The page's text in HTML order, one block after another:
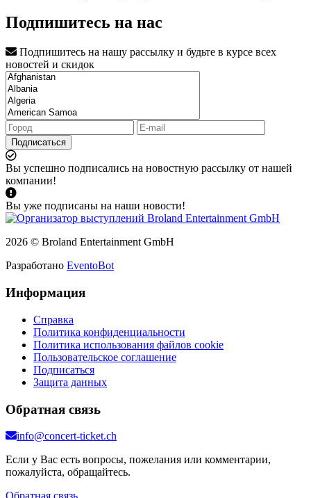
Подпишитесь на нас
Подпишитесь на нашу рассылку и будьте в курсе всех
новостей и скидок
Подписаться
Вы успешно подписались на новостную рассылку от нашей
компании!
Вы уже подписаны на наши новости!
2026 © Broland Entertainment GmbH
Разработано EventoBot
Информация
Справка
Политика конфиденциальности
Политика использования файлов cookie
Пользовательское соглашение
Подписаться
Защита данных
Обратная связь
info@concert-ticket.ch
Если у Вас есть вопросы, пожелания или комментарии,
пожалуйста, обращайтесь.